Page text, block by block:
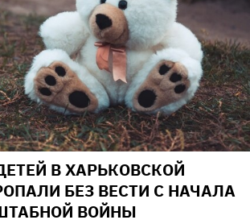
В ХАРЬКОВСКОЙ
БЕЗ ВЕСТИ С НАЧАЛА
ВОЙНЫ